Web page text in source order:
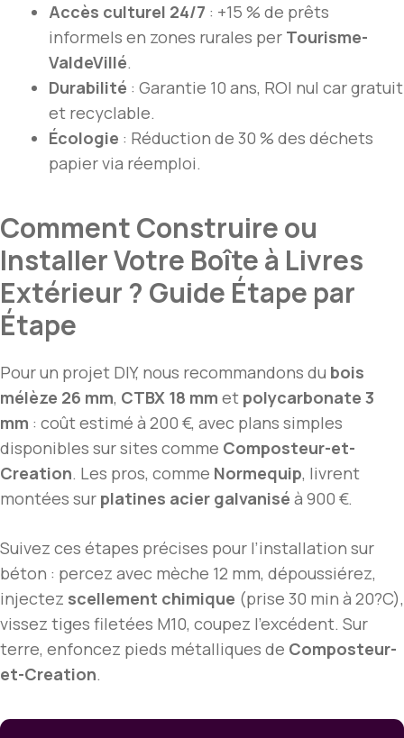
Accès culturel 24/7 : +15 % de prêts
informels en zones rurales per Tourisme-
ValdeVillé.
Durabilité : Garantie 10 ans, ROI nul car gratuit
et recyclable.
Écologie : Réduction de 30 % des déchets
papier via réemploi.
Comment Construire ou
Installer Votre Boîte à Livres
Extérieur ? Guide Étape par
Étape
Pour un projet DIY, nous recommandons du bois
mélèze 26 mm, CTBX 18 mm et polycarbonate 3
mm : coût estimé à 200 €, avec plans simples
disponibles sur sites comme Composteur-et-
Creation. Les pros, comme Normequip, livrent
montées sur platines acier galvanisé à 900 €.
Suivez ces étapes précises pour l’installation sur
béton : percez avec mèche 12 mm, dépoussiérez,
injectez scellement chimique (prise 30 min à 20?C),
vissez tiges filetées M10, coupez l’excédent. Sur
terre, enfoncez pieds métalliques de Composteur-
et-Creation.